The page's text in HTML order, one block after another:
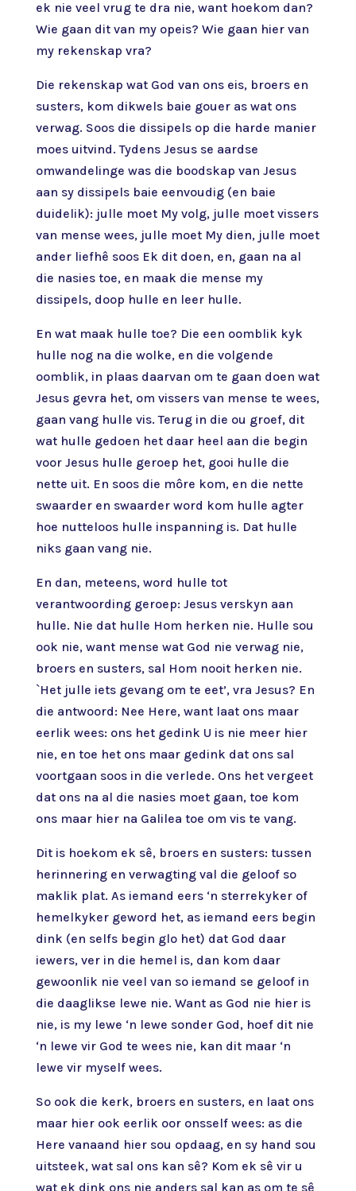
ek nie veel vrug te dra nie, want hoekom dan?
Wie gaan dit van my opeis? Wie gaan hier van
my rekenskap vra?
Die rekenskap wat God van ons eis, broers en
susters, kom dikwels baie gouer as wat ons
verwag. Soos die dissipels op die harde manier
moes uitvind. Tydens Jesus se aardse
omwandelinge was die boodskap van Jesus
aan sy dissipels baie eenvoudig (en baie
duidelik): julle moet My volg, julle moet vissers
van mense wees, julle moet My dien, julle moet
ander liefhê soos Ek dit doen, en, gaan na al
die nasies toe, en maak die mense my
dissipels, doop hulle en leer hulle.
En wat maak hulle toe? Die een oomblik kyk
hulle nog na die wolke, en die volgende
oomblik, in plaas daarvan om te gaan doen wat
Jesus gevra het, om vissers van mense te wees,
gaan vang hulle vis. Terug in die ou groef, dit
wat hulle gedoen het daar heel aan die begin
voor Jesus hulle geroep het, gooi hulle die
nette uit. En soos die môre kom, en die nette
swaarder en swaarder word kom hulle agter
hoe nutteloos hulle inspanning is. Dat hulle
niks gaan vang nie.
En dan, meteens, word hulle tot
verantwoording geroep: Jesus verskyn aan
hulle. Nie dat hulle Hom herken nie. Hulle sou
ook nie, want mense wat God nie verwag nie,
broers en susters, sal Hom nooit herken nie.
`Het julle iets gevang om te eet’, vra Jesus? En
die antwoord: Nee Here, want laat ons maar
eerlik wees: ons het gedink U is nie meer hier
nie, en toe het ons maar gedink dat ons sal
voortgaan soos in die verlede. Ons het vergeet
dat ons na al die nasies moet gaan, toe kom
ons maar hier na Galilea toe om vis te vang.
Dit is hoekom ek sê, broers en susters: tussen
herinnering en verwagting val die geloof so
maklik plat. As iemand eers ‘n sterrekyker of
hemelkyker geword het, as iemand eers begin
dink (en selfs begin glo het) dat God daar
iewers, ver in die hemel is, dan kom daar
gewoonlik nie veel van so iemand se geloof in
die daaglikse lewe nie. Want as God nie hier is
nie, is my lewe ‘n lewe sonder God, hoef dit nie
‘n lewe vir God te wees nie, kan dit maar ‘n
lewe vir myself wees.
So ook die kerk, broers en susters, en laat ons
maar hier ook eerlik oor onsself wees: as die
Here vanaand hier sou opdaag, en sy hand sou
uitsteek, wat sal ons kan sê? Kom ek sê vir u
wat ek dink ons nie anders sal kan as om te sê